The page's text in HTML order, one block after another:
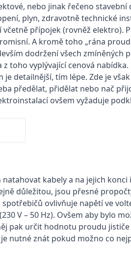
nebo jinak řečeno
plyn, zdravotně technické
přípojek (rovněž elektro).
A kromě toho „rána
dodržení všech zmíněných
toho vyplývající cenová
je detailnější, tím lépe. Zde je
předělat, přidělat nebo nač
ovšem vyžaduje
kabely a na jejich
důležitou, jsou přesné
ovlivňuje napětí ve
V – 50 Hz). Ovšem aby bylo
pak určit hodnotu proudu
nutné znát pokud možno co